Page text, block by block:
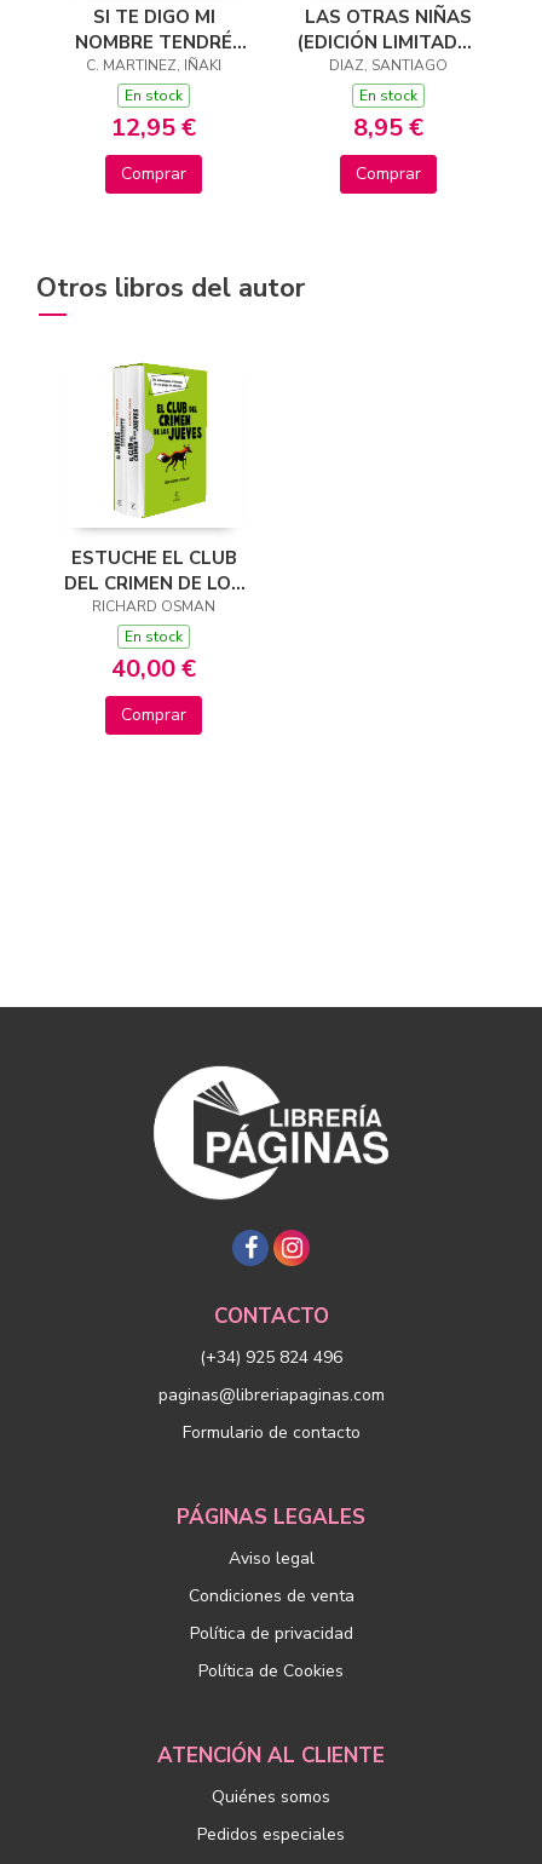
SI TE DIGO MI
NOMBRE TENDRÉ
QUE MATARTE
C. MARTINEZ, IÑAKI
En stock
12,95 €
Comprar
LAS OTRAS NIÑAS
(EDICIÓN LIMITADA ·
VERANO) (INDIRA
RAMOS 2)
DIAZ, SANTIAGO
En stock
8,95 €
Comprar
Otros libros del autor
ESTUCHE EL CLUB
DEL CRIMEN DE LOS
JUEVES Y EL JUEVES
SIGUIENTE
RICHARD OSMAN
En stock
40,00 €
Comprar
CONTACTO
(+34) 925 824 496
paginas@libreriapaginas.com
Formulario de contacto
PÁGINAS LEGALES
Aviso legal
Condiciones de venta
Política de privacidad
Política de Cookies
ATENCIÓN AL CLIENTE
Quiénes somos
Pedidos especiales